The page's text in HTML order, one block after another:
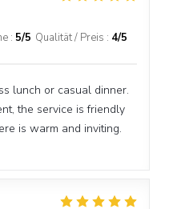
: 5/5 Qualität / Preis : 4/5
lunch or casual dinner.
the service is friendly
is warm and inviting.